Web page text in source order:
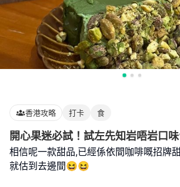
香港攻略 打卡 食
開心果迷必試！試左先知岩唔岩口味
相信呢一款甜品,已經係依間咖啡嘅招牌
就估到去邊間😆😆